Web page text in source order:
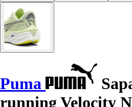
Puma
running Velocity